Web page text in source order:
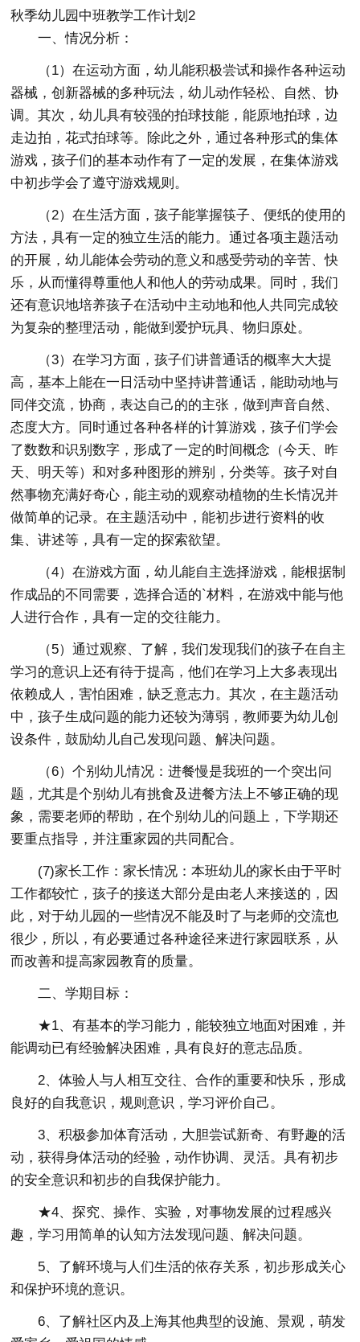
秋季幼儿园中班教学工作计划2
一、情况分析：
（1）在运动方面，幼儿能积极尝试和操作各种运动
器械，创新器械的多种玩法，幼儿动作轻松、自然、协
调。其次，幼儿具有较强的拍球技能，能原地拍球，边
走边拍，花式拍球等。除此之外，通过各种形式的集体
游戏，孩子们的基本动作有了一定的发展，在集体游戏
中初步学会了遵守游戏规则。
（2）在生活方面，孩子能掌握筷子、便纸的使用的
方法，具有一定的独立生活的能力。通过各项主题活动
的开展，幼儿能体会劳动的意义和感受劳动的辛苦、快
乐，从而懂得尊重他人和他人的劳动成果。同时，我们
还有意识地培养孩子在活动中主动地和他人共同完成较
为复杂的整理活动，能做到爱护玩具、物归原处。
（3）在学习方面，孩子们讲普通话的概率大大提
高，基本上能在一日活动中坚持讲普通话，能助动地与
同伴交流，协商，表达自己的的主张，做到声音自然、
态度大方。同时通过各种各样的计算游戏，孩子们学会
了数数和识别数字，形成了一定的时间概念（今天、昨
天、明天等）和对多种图形的辨别，分类等。孩子对自
然事物充满好奇心，能主动的观察动植物的生长情况并
做简单的记录。在主题活动中，能初步进行资料的收
集、讲述等，具有一定的探索欲望。
（4）在游戏方面，幼儿能自主选择游戏，能根据制
作成品的不同需要，选择合适的`材料，在游戏中能与他
人进行合作，具有一定的交往能力。
（5）通过观察、了解，我们发现我们的孩子在自主
学习的意识上还有待于提高，他们在学习上大多表现出
依赖成人，害怕困难，缺乏意志力。其次，在主题活动
中，孩子生成问题的能力还较为薄弱，教师要为幼儿创
设条件，鼓励幼儿自己发现问题、解决问题。
（6）个别幼儿情况：进餐慢是我班的一个突出问
题，尤其是个别幼儿有挑食及进餐方法上不够正确的现
象，需要老师的帮助，在个别幼儿的问题上，下学期还
要重点指导，并注重家园的共同配合。
(7)家长工作：家长情况：本班幼儿的家长由于平时
工作都较忙，孩子的接送大部分是由老人来接送的，因
此，对于幼儿园的一些情况不能及时了与老师的交流也
很少，所以，有必要通过各种途径来进行家园联系，从
而改善和提高家园教育的质量。
二、学期目标：
★1、有基本的学习能力，能较独立地面对困难，并
能调动已有经验解决困难，具有良好的意志品质。
2、体验人与人相互交往、合作的重要和快乐，形成
良好的自我意识，规则意识，学习评价自己。
3、积极参加体育活动，大胆尝试新奇、有野趣的活
动，获得身体活动的经验，动作协调、灵活。具有初步
的安全意识和初步的自我保护能力。
★4、探究、操作、实验，对事物发展的过程感兴
趣，学习用简单的认知方法发现问题、解决问题。
5、了解环境与人们生活的依存关系，初步形成关心
和保护环境的意识。
6、了解社区内及上海其他典型的设施、景观，萌发